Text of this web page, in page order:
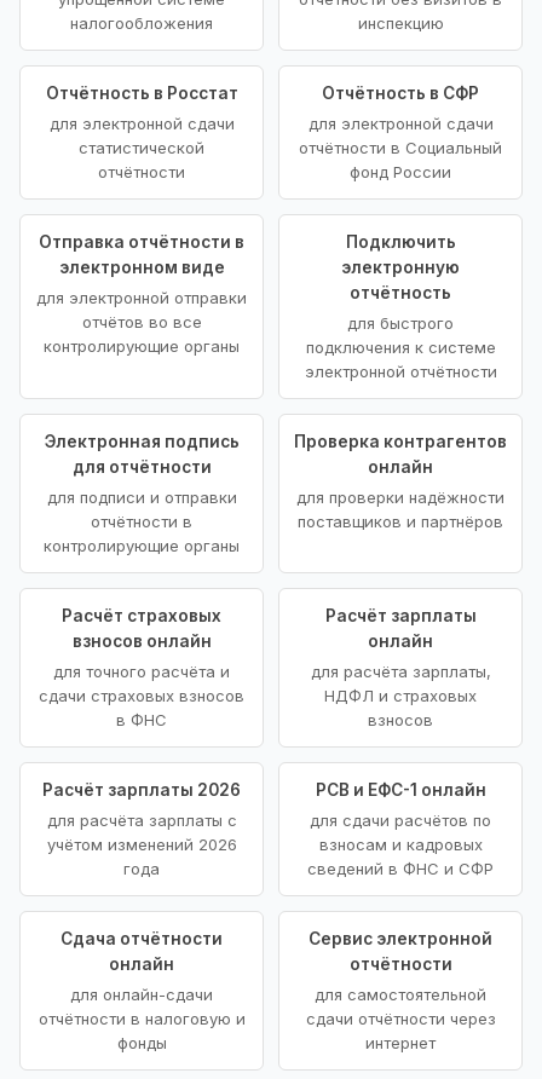
налогообложения
инспекцию
Отчётность в Росстат
для электронной сдачи
статистической
отчётности
Отчётность в СФР
для электронной сдачи
отчётности в Социальный
фонд России
Отправка отчётности в
электронном виде
для электронной отправки
отчётов во все
контролирующие органы
Подключить
электронную
отчётность
для быстрого
подключения к системе
электронной отчётности
Электронная подпись
для отчётности
для подписи и отправки
отчётности в
контролирующие органы
Проверка контрагентов
онлайн
для проверки надёжности
поставщиков и партнёров
Расчёт страховых
взносов онлайн
для точного расчёта и
сдачи страховых взносов
в ФНС
Расчёт зарплаты
онлайн
для расчёта зарплаты,
НДФЛ и страховых
взносов
Расчёт зарплаты 2026
для расчёта зарплаты с
учётом изменений 2026
года
РСВ и ЕФС-1 онлайн
для сдачи расчётов по
взносам и кадровых
сведений в ФНС и СФР
Сдача отчётности
онлайн
для онлайн-сдачи
отчётности в налоговую и
фонды
Сервис электронной
отчётности
для самостоятельной
сдачи отчётности через
интернет